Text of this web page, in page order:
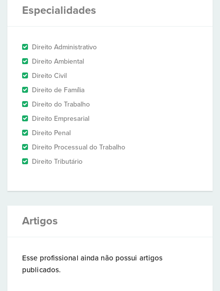
Especialidades
Direito Administrativo
Direito Ambiental
Direito Civil
Direito de Família
Direito do Trabalho
Direito Empresarial
Direito Penal
Direito Processual do Trabalho
Direito Tributário
Artigos
Esse profissional ainda não possui artigos
publicados.